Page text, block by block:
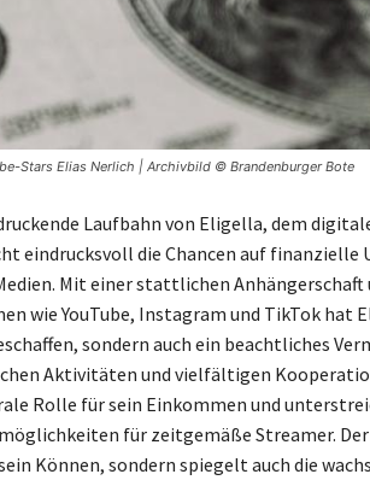
Stars Elias Nerlich | Archivbild © Brandenburger Bote
Laufbahn von Eligella, dem
eindrucksvoll die Chancen auf finanzielle
Mit einer stattlichen
wie YouTube, Instagram und TikTok hat
sondern auch ein beachtliches
Aktivitäten und vielfältigen
Rolle für sein Einkommen und
für zeitgemäße Streamer.
Können, sondern spiegelt auch die